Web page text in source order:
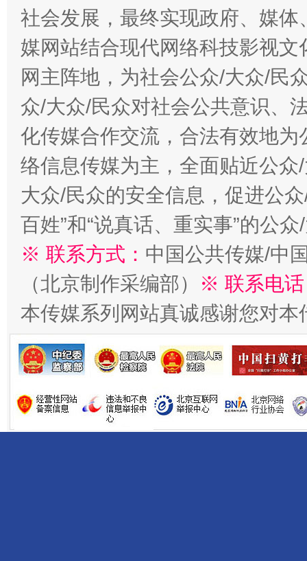
千年窑火 生生不息 一
揭开“小金库”的免责幌子
社会发展，最终实现政府、媒
媒网站结合现代网络科技影视
网主阵地，为社会公众/大众/民
众/大众/民众对社会公共意识、
化传媒合作交流，合法有效地
络信息传媒为主，全面贴近公
大众/民众的安全信息，促进公
百姓”和“说真话、重实事”的公
※ 联系方式： 中国公共传媒/中
（北京制作采编部）
※ 联系电
本传媒系列网站真诚感谢您对